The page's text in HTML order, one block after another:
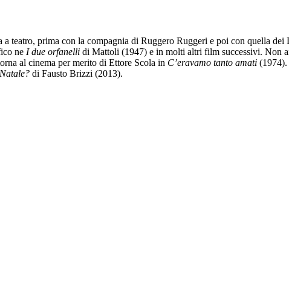
a teatro, prima con la compagnia di Ruggero Ruggeri e poi con quella
ne I due orfanelli di Mattoli (1947) e in molti altri film successivi. Non
al cinema per merito di Ettore Scola in C’eravamo tanto amati
di Fausto Brizzi (2013).